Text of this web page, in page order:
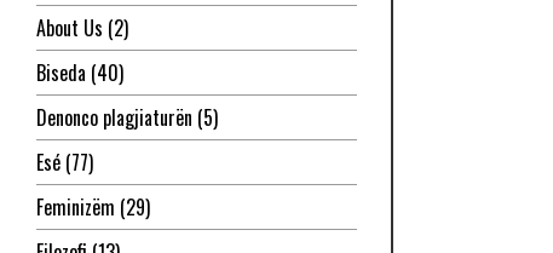
About Us (2)
Biseda (40)
Denonco plagjiaturën (5)
Esé(77)
Feminizëm (29)